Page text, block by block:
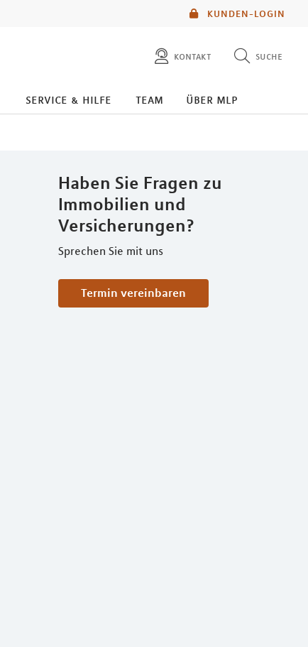
KUNDEN-LOGIN
kontakt suche
diese website durchsuchen
service & hilfe team über mlp
Haben Sie Fragen zu
Immobilien und
Versicherungen?
Sprechen Sie mit uns
Termin vereinbaren